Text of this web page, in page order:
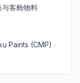
客舱物料
Paints (CMP) ·